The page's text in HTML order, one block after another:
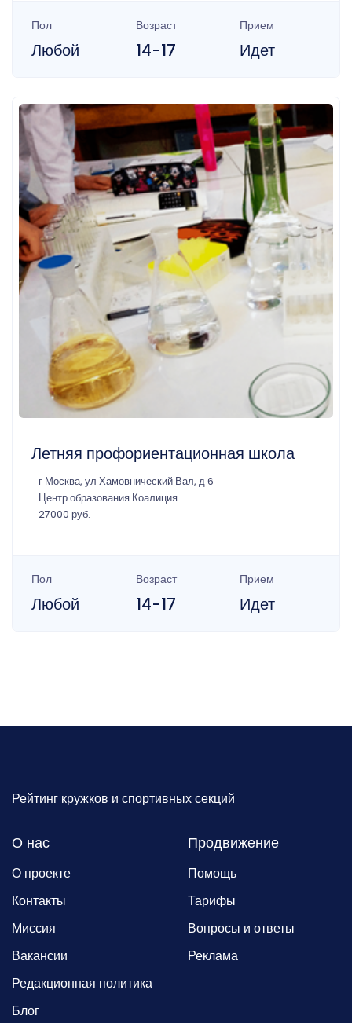
Пол
Любой
Возраст
14-17
Прием
Идет
Летняя профориентационная школа
г Москва, ул Хамовнический Вал, д 6
Центр образования Коалиция
27000 руб.
Пол
Любой
Возраст
14-17
Прием
Идет
Рейтинг кружков и спортивных секций
О нас
О проекте
Контакты
Миссия
Вакансии
Редакционная политика
Блог
Продвижение
Помощь
Тарифы
Вопросы и ответы
Реклама